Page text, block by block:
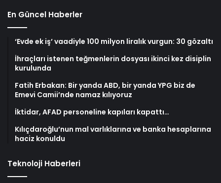
En Güncel Haberler
‘Evde ek iş’ vaadiyle 100 milyon liralık vurgun: 30 gözaltı
İhraçları istenen teğmenlerin dosyası ikinci kez disiplin
kurulunda
Fatih Erbakan: Bir yanda ABD, bir yanda YPG biz de
Emevi Camii’nde namaz kılıyoruz
İktidar, AFAD personeline kapıları kapattı…
Kılıçdaroğlu’nun mal varlıklarına ve banka hesaplarına
haciz konuldu
Teknoloji Haberleri